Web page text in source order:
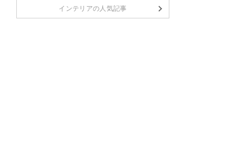
インテリアの人気記事